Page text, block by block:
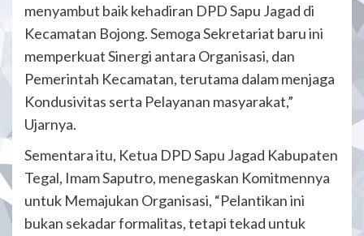
menyambut baik kehadiran DPD Sapu Jagad di
Kecamatan Bojong. Semoga Sekretariat baru ini
memperkuat Sinergi antara Organisasi, dan
Pemerintah Kecamatan, terutama dalam menjaga
Kondusivitas serta Pelayanan masyarakat,”
Ujarnya.
Sementara itu, Ketua DPD Sapu Jagad Kabupaten
Tegal, Imam Saputro, menegaskan Komitmennya
untuk Memajukan Organisasi, “Pelantikan ini
bukan sekadar formalitas, tetapi tekad untuk